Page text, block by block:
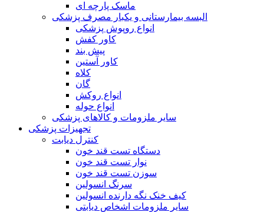
ماسک پارچه ای
البسه بیمارستانی و یکبار مصرف پزشکی
انواع روپوش پزشکی
کاور کفش
پیش بند
کاور آستین
کلاه
گان
انواع روکش
انواع حوله
سایر ملزومات و کالاهای پزشکی
تجهیزات پزشکی
کنترل دیابت
دستگاه تست قند خون
نوار تست قند خون
سوزن تست قند خون
سرنگ انسولین
کیف خنک نگه دارنده انسولین
سایر ملزومات اشخاص دیابتی